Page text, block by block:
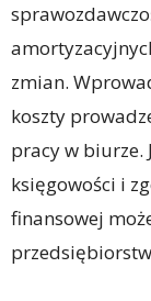
zmian.
koszty
pracy w biurze.
księgowości i
finansowej